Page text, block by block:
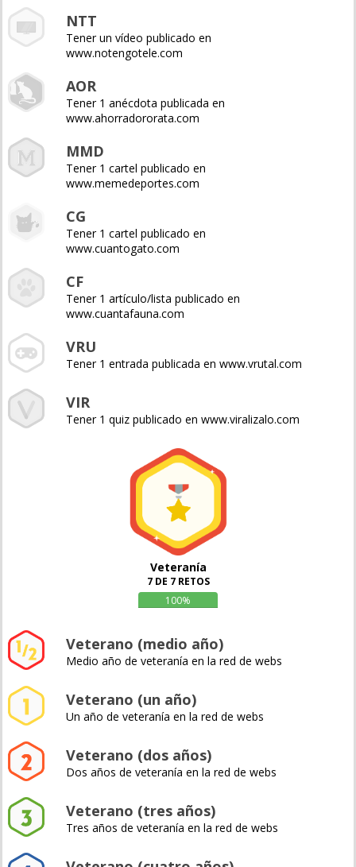
NTT
Tener un vídeo publicado en
www.notengotele.com
AOR
Tener 1 anécdota publicada en
www.ahorradororata.com
MMD
Tener 1 cartel publicado en
www.memedeportes.com
CG
Tener 1 cartel publicado en
www.cuantogato.com
CF
Tener 1 artículo/lista publicado en
www.cuantafauna.com
VRU
Tener 1 entrada publicada en www.vrutal.com
VIR
Tener 1 quiz publicado en www.viralizalo.com
Veteranía
7 DE 7 RETOS
100%
Veterano (medio año)
Medio año de veteranía en la red de webs
Veterano (un año)
Un año de veteranía en la red de webs
Veterano (dos años)
Dos años de veteranía en la red de webs
Veterano (tres años)
Tres años de veteranía en la red de webs